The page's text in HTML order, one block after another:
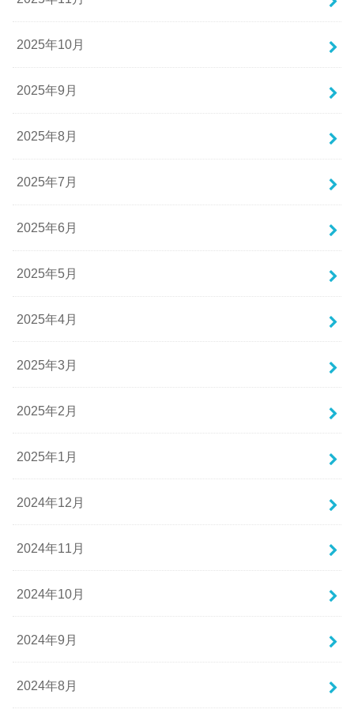
2025年10月
2025年9月
2025年8月
2025年7月
2025年6月
2025年5月
2025年4月
2025年3月
2025年2月
2025年1月
2024年12月
2024年11月
2024年10月
2024年9月
2024年8月